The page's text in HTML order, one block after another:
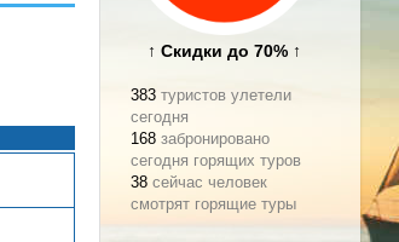
↑ Скидки до 70% ↑
383 туристов улетели
сегодня
168 забронировано
сегодня горящих туров
38 сейчас человек
смотрят горящие туры